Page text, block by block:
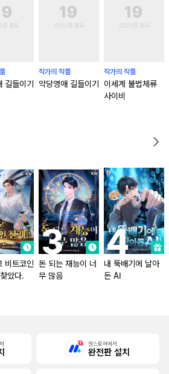
길들이기
작가의 작품
악당영애 길들이기
작가의 작품
이세계 불법체류
사이비
비트코인
았다.
돈 되는 재능이 너
무 많음
내 뚝배기에 날아
든 AI
원스토어에서
완전판 설치